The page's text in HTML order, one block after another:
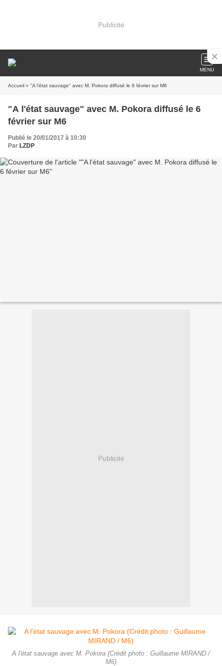
Publicité
MENU
Accueil » "A l'état sauvage" avec M. Pokora diffusé le 6 février sur M6
"A l'état sauvage" avec M. Pokora diffusé le 6
février sur M6
Publié le 20/01/2017 à 10:30
Par LZDP
Publicité
A l'état sauvage avec M. Pokora (Crédit photo : Guillaume MIRAND /
M6)